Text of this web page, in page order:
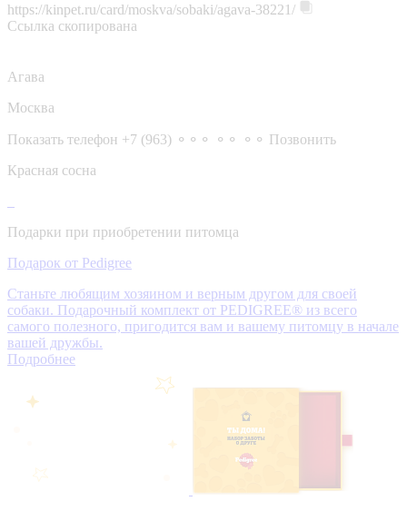
https://kinpet.ru/card/moskva/sobaki/agava-38221/
Ссылка скопирована
Агава
Москва
Показать телефон +7 (963) ⚬⚬⚬ ⚬⚬ ⚬⚬ Позвонить
Красная сосна
Подарки при приобретении питомца
Подарок от Pedigree
Станьте любящим хозяином и верным другом для своей
собаки. Подарочный комплект от PEDIGREE® из всего
самого полезного, пригодится вам и вашему питомцу в начале
вашей дружбы.
Подробнее